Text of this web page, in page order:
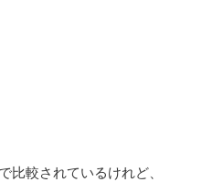
比較されているけれど、